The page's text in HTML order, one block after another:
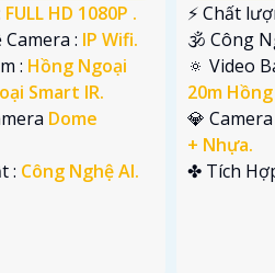
FULL HD 1080P .
: IP Wifi.
: Hồng Ngoại
Smart IR.
Dome
: Công Nghệ AI.
️⚡ Chất
🕉️ Công
🔅 Video
20m
💎
+ Nhựa.
️✤ Tích